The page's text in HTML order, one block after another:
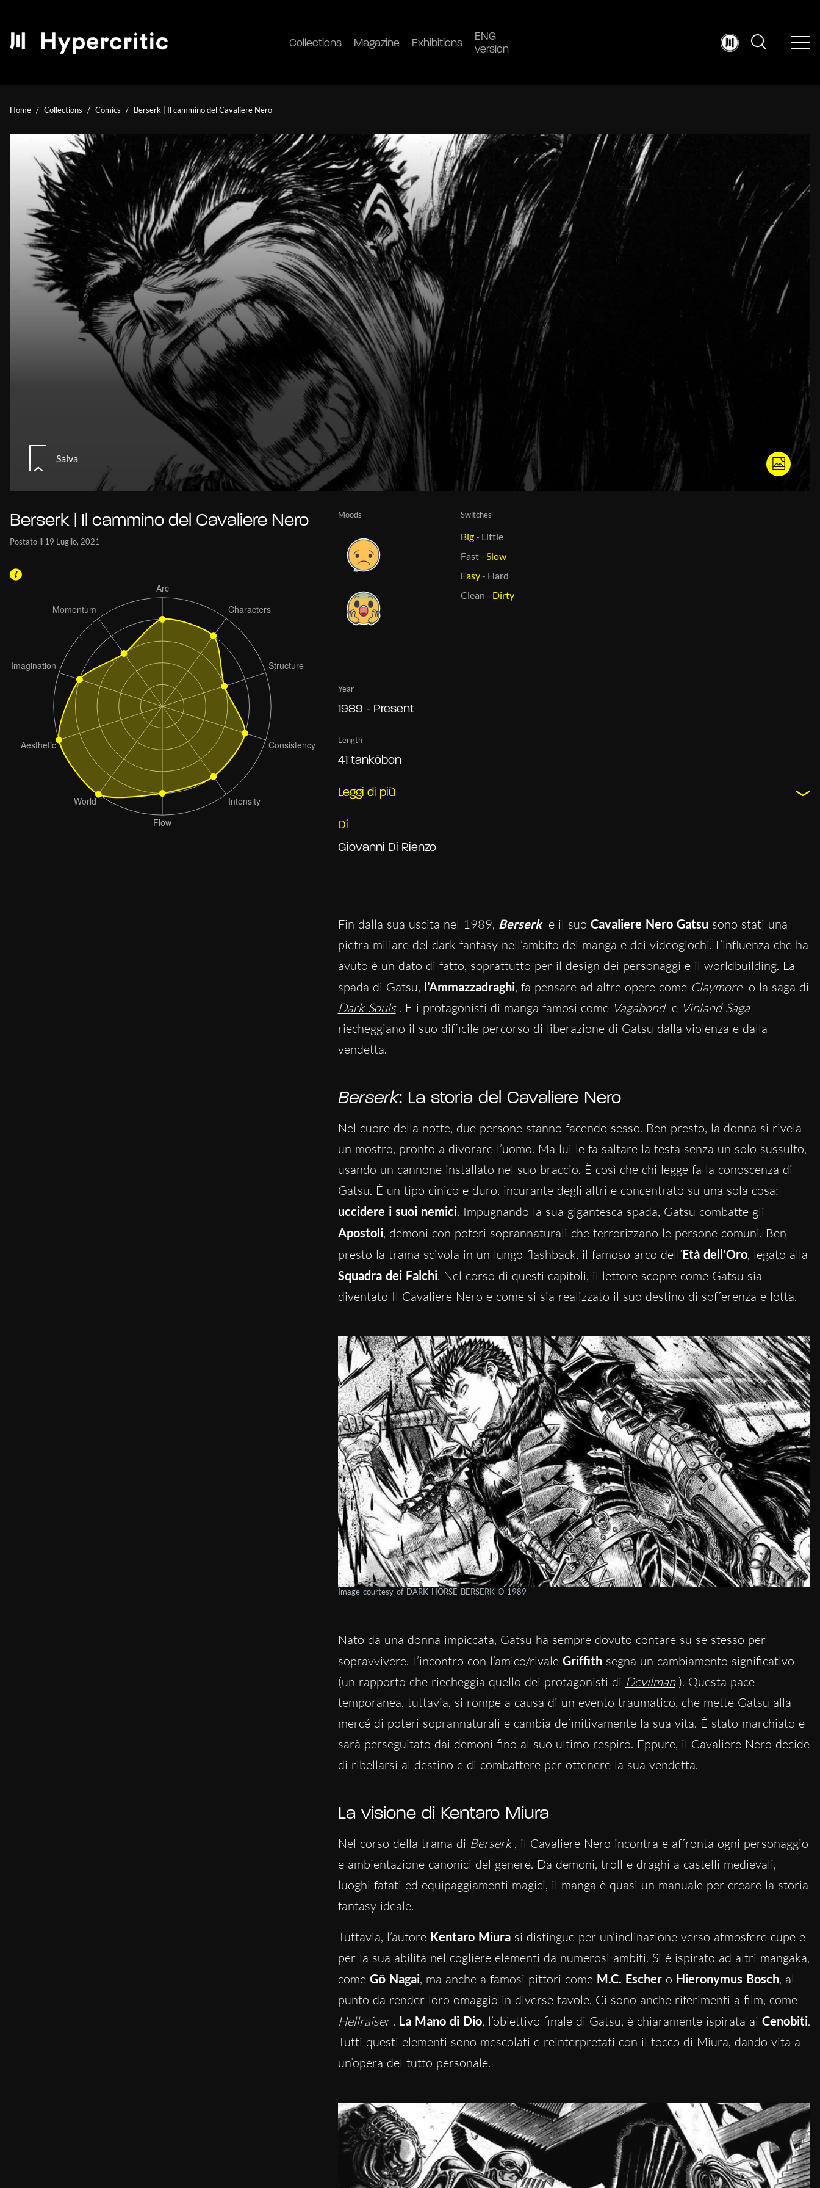
Collections Magazine Exhibitions
ENG
version
Home Collections Comics Berserk | Il cammino del Cavaliere Nero
Salva
Berserk | Il cammino del Cavaliere Nero
Postato il 19 Luglio, 2021
Moods Switches
Big- Little
Fast-Slow
Easy- Hard
Clean - Dirty
Year
1989 - Present
Length
41 tankōbon
Leggi di più
Di
Giovanni Di Rienzo
Fin dalla sua uscita nel 1989, Berserk e il suo Cavaliere Nero Gatsu sono stati una
pietra miliare del dark fantasy nell’ambito dei manga e dei videogiochi. L’influenza che ha
avuto è un dato di fatto, soprattutto per il design dei personaggi e il worldbuilding. La
spada di Gatsu, l’Ammazzadraghi, fa pensare ad altre opere come Claymore o la saga di
Dark Souls . E i protagonisti di manga famosi come Vagabond e Vinland Saga
riecheggiano il suo difficile percorso di liberazione di Gatsu dalla violenza e dalla
vendetta.
Berserk: La storia del Cavaliere Nero
Nel cuore della notte, due persone stanno facendo sesso. Ben presto, la donna si rivela
un mostro, pronto a divorare l’uomo. Ma lui le fa saltare la testa senza un solo sussulto,
usando un cannone installato nel suo braccio. È così che chi legge fa la conoscenza di
Gatsu. È un tipo cinico e duro, incurante degli altri e concentrato su una sola cosa:
uccidere i suoi nemici. Impugnando la sua gigantesca spada, Gatsu combatte gli
Apostoli, demoni con poteri soprannaturali che terrorizzano le persone comuni. Ben
presto la trama scivola in un lungo flashback, il famoso arco dell’Età dell’Oro, legato alla
Squadra dei Falchi. Nel corso di questi capitoli, il lettore scopre come Gatsu sia
diventato Il Cavaliere Nero e come si sia realizzato il suo destino di sofferenza e lotta.
Image courtesy of DARK HORSE BERSERK © 1989
Nato da una donna impiccata, Gatsu ha sempre dovuto contare su se stesso per
sopravvivere. L’incontro con l’amico/rivale Griffith segna un cambiamento significativo
(un rapporto che riecheggia quello dei protagonisti di Devilman ). Questa pace
temporanea, tuttavia, si rompe a causa di un evento traumatico, che mette Gatsu alla
mercé di poteri soprannaturali e cambia definitivamente la sua vita. È stato marchiato e
sarà perseguitato dai demoni fino al suo ultimo respiro. Eppure, il Cavaliere Nero decide
di ribellarsi al destino e di combattere per ottenere la sua vendetta.
La visione di Kentaro Miura
Nel corso della trama di Berserk , il Cavaliere Nero incontra e affronta ogni personaggio
e ambientazione canonici del genere. Da demoni, troll e draghi a castelli medievali,
luoghi fatati ed equipaggiamenti magici, il manga è quasi un manuale per creare la storia
fantasy ideale.
Tuttavia, l’autore Kentaro Miurasi distingue per un’inclinazione verso atmosfere cupe e
per la sua abilità nel cogliere elementi da numerosi ambiti. Si è ispirato ad altri mangaka,
come Gō Nagai, ma anche a famosi pittori come M.C. Eschero Hieronymus Bosch, al
punto da render loro omaggio in diverse tavole. Ci sono anche riferimenti a film, come
Hellraiser . La Mano di Dio, l’obiettivo finale di Gatsu, è chiaramente ispirata ai Cenobiti.
Tutti questi elementi sono mescolati e reinterpretati con il tocco di Miura, dando vita a
un’opera del tutto personale.